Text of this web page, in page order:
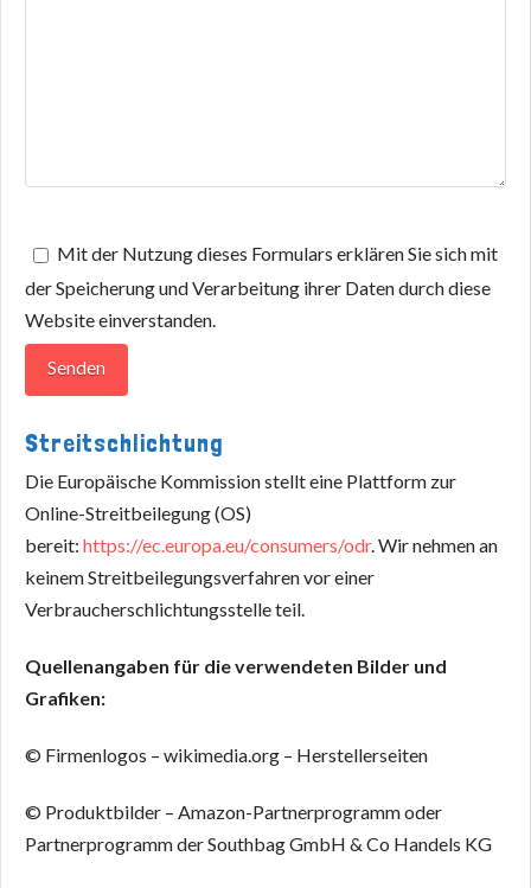
Mit der Nutzung dieses Formulars erklären Sie sich mit
der Speicherung und Verarbeitung ihrer Daten durch diese
Website einverstanden.
Streitschlichtung
Die Europäische Kommission stellt eine Plattform zur
Online-Streitbeilegung (OS)
bereit: https://ec.europa.eu/consumers/odr. Wir nehmen an
keinem Streitbeilegungsverfahren vor einer
Verbraucherschlichtungsstelle teil.
Quellenangaben für die verwendeten Bilder und
Grafiken:
© Firmenlogos – wikimedia.org – Herstellerseiten
© Produktbilder – Amazon-Partnerprogramm oder
Partnerprogramm der Southbag GmbH & Co Handels KG